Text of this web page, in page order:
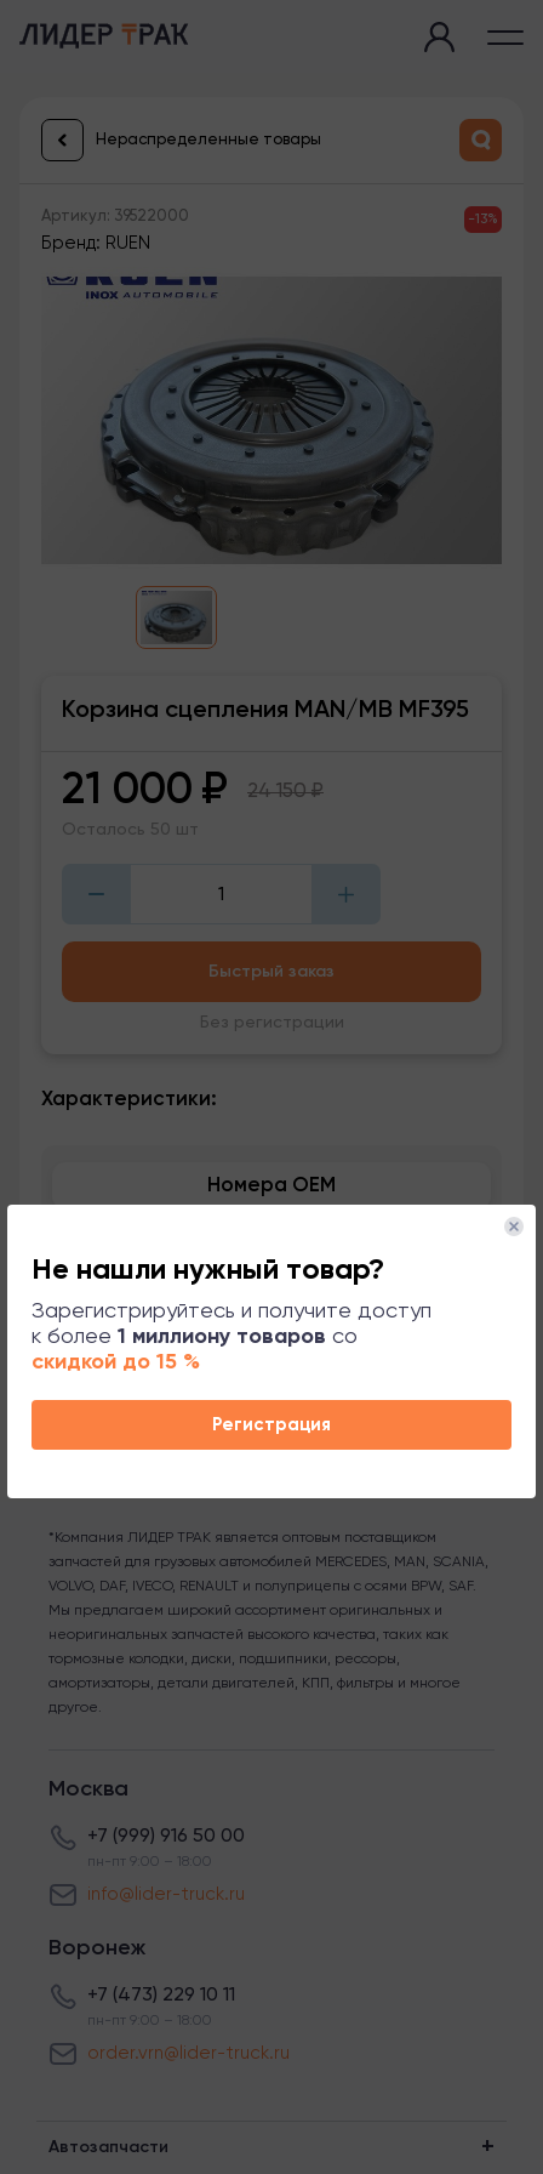
Не нашли нужный товар?
Зарегистрируйтесь и получите доступ
к более 1 миллиону товаров со
скидкой до 15 %
Регистрация
Нераспределенные товары
Артикул: 39522000
Бренд: RUEN
-13%
Корзина сцепления MAN/MB MF395
21 000 ₽ 24 150₽
Осталось 50 шт
Быстрый заказ
Без регистрации
Характеристики:
Номера OEM
Сопутствующие товары
*Компания ЛИДЕР ТРАК является оптовым поставщиком
запчастей для грузовых автомобилей MERCEDES, MAN, SCANIA,
VOLVO, DAF, IVECO, RENAULT и полуприцепы с осями BPW, SAF.
Мы предлагаем широкий ассортимент оригинальных и
неоригинальных запчастей высокого качества, таких как
тормозные колодки, диски, подшипники, рессоры,
амортизаторы, детали двигателей, КПП, фильтры и многое
другое.
Москва
+7 (999) 916 50 00
пн-пт 9:00 – 18:00
info@lider-truck.ru
Воронеж
+7 (473) 229 10 11
пн-пт 9:00 – 18:00
order.vrn@lider-truck.ru
Автозапчасти